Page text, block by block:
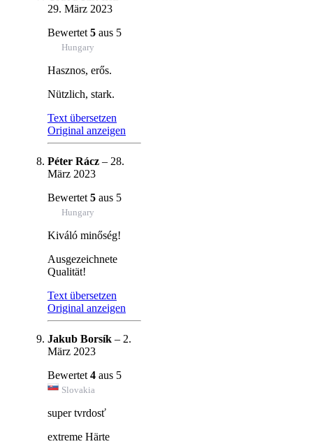
29. März 2023
Bewertet 5 aus 5
Hungary
Hasznos, erős.
Nützlich, stark.
Text übersetzen
Original anzeigen
Péter Rácz – 28.
März 2023
Bewertet 5 aus 5
Hungary
Kiváló minőség!
Ausgezeichnete
Qualität!
Text übersetzen
Original anzeigen
Jakub Borsík – 2.
März 2023
Bewertet 4 aus 5
Slovakia
super tvrdosť
extreme Härte